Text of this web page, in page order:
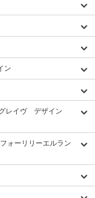
ン
レイヴ デザイン
ォーリリーエルラン